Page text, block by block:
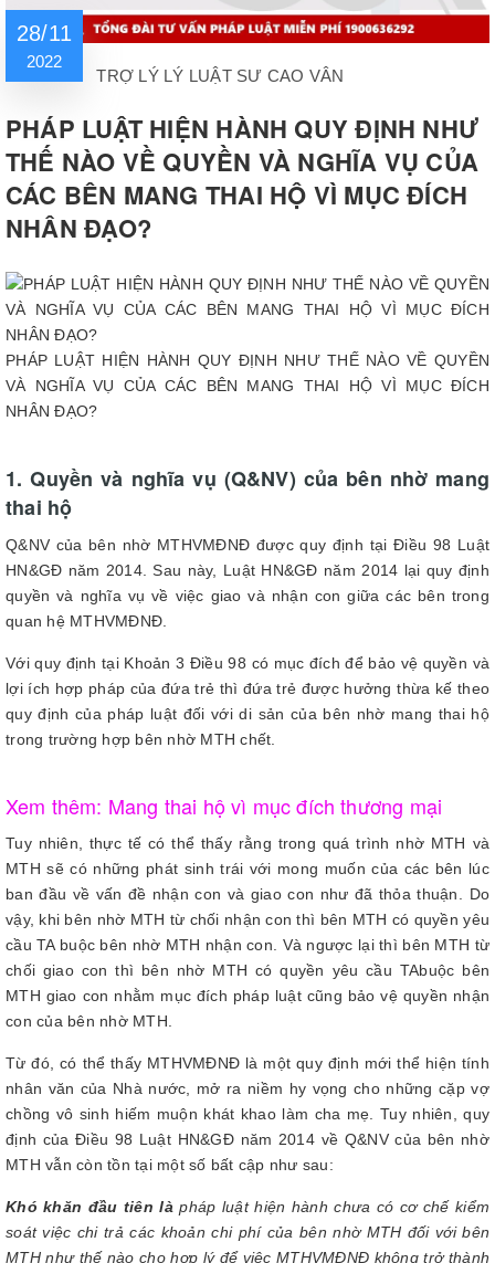
28/11
2022
TRỢ LÝ LÝ LUẬT SƯ CAO VÂN
PHÁP LUẬT HIỆN HÀNH QUY ĐỊNH NHƯ
THẾ NÀO VỀ QUYỀN VÀ NGHĨA VỤ CỦA
CÁC BÊN MANG THAI HỘ VÌ MỤC ĐÍCH
NHÂN ĐẠO?
PHÁP LUẬT HIỆN HÀNH QUY ĐỊNH NHƯ THẾ NÀO VỀ QUYỀN
VÀ NGHĨA VỤ CỦA CÁC BÊN MANG THAI HỘ VÌ MỤC ĐÍCH
NHÂN ĐẠO?
1. Quyền và nghĩa vụ (Q&NV) của bên nhờ mang
thai hộ
Q&NV của bên nhờ MTHVMĐNĐ được quy định tại Điều 98 Luật
HN&GĐ năm 2014. Sau này, Luật HN&GĐ năm 2014 lại quy định
quyền và nghĩa vụ về việc giao và nhận con giữa các bên trong
quan hệ MTHVMĐNĐ.
Với quy định tại Khoản 3 Điều 98 có mục đích để bảo vệ quyền và
lợi ích hợp pháp của đứa trẻ thì đứa trẻ được hưởng thừa kế theo
quy định của pháp luật đối với di sản của bên nhờ mang thai hộ
trong trường hợp bên nhờ MTH chết.
Xem thêm: Mang thai hộ vì mục đích thương mại
Tuy nhiên, thực tế có thể thấy rằng trong quá trình nhờ MTH và
MTH sẽ có những phát sinh trái với mong muốn của các bên lúc
ban đầu về vấn đề nhận con và giao con như đã thỏa thuận. Do
vậy, khi bên nhờ MTH từ chối nhận con thì bên MTH có quyền yêu
cầu TA buộc bên nhờ MTH nhận con. Và ngược lại thì bên MTH từ
chối giao con thì bên nhờ MTH có quyền yêu cầu TAbuộc bên
MTH giao con nhằm mục đích pháp luật cũng bảo vệ quyền nhận
con của bên nhờ MTH.
Từ đó, có thể thấy MTHVMĐNĐ là một quy định mới thể hiện tính
nhân văn của Nhà nước, mở ra niềm hy vọng cho những cặp vợ
chồng vô sinh hiếm muộn khát khao làm cha mẹ. Tuy nhiên, quy
định của Điều 98 Luật HN&GĐ năm 2014 về Q&NV của bên nhờ
MTH vẫn còn tồn tại một số bất cập như sau:
Khó khăn đầu tiên làpháp luật hiện hành chưa có cơ chế kiểm
soát việc chi trả các khoản chi phí của bên nhờ MTH đối với bên
MTH như thế nào cho hợp lý để việc MTHVMĐNĐ không trở thành